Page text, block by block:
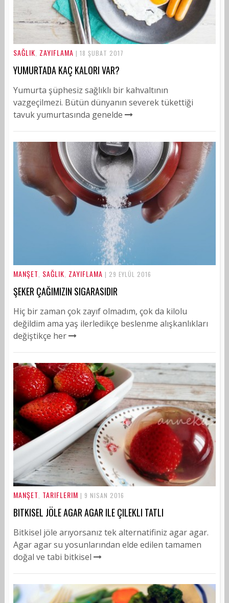
SAĞLIK ZAYIFLAMA | 18 ŞUBAT 2017
YUMURTADA KAÇ KALORI VAR?
Yumurta şüphesiz sağlıklı bir kahvaltının
vazgeçilmezi. Bütün dünyanın severek tükettiği
tavuk yumurtasında genelde
MANŞET, SAĞLIK, ZAYIFLAMA | 29 EYLÜL 2016
ŞEKER ÇAĞIMIZIN SIGARASIDIR
Hiç bir zaman çok zayıf olmadım, çok da kilolu
değildim ama yaş ilerledikçe beslenme alışkanlıkları
değiştikçe her
MANŞET, TARIFLERIM | 9 NISAN 2016
BITKISEL JÖLE AGAR AGAR ILE ÇILEKLI TATLI
Bitkisel jöle arıyorsanız tek alternatifiniz agar agar.
Agar agar su yosunlarından elde edilen tamamen
doğal ve tabi bitkisel